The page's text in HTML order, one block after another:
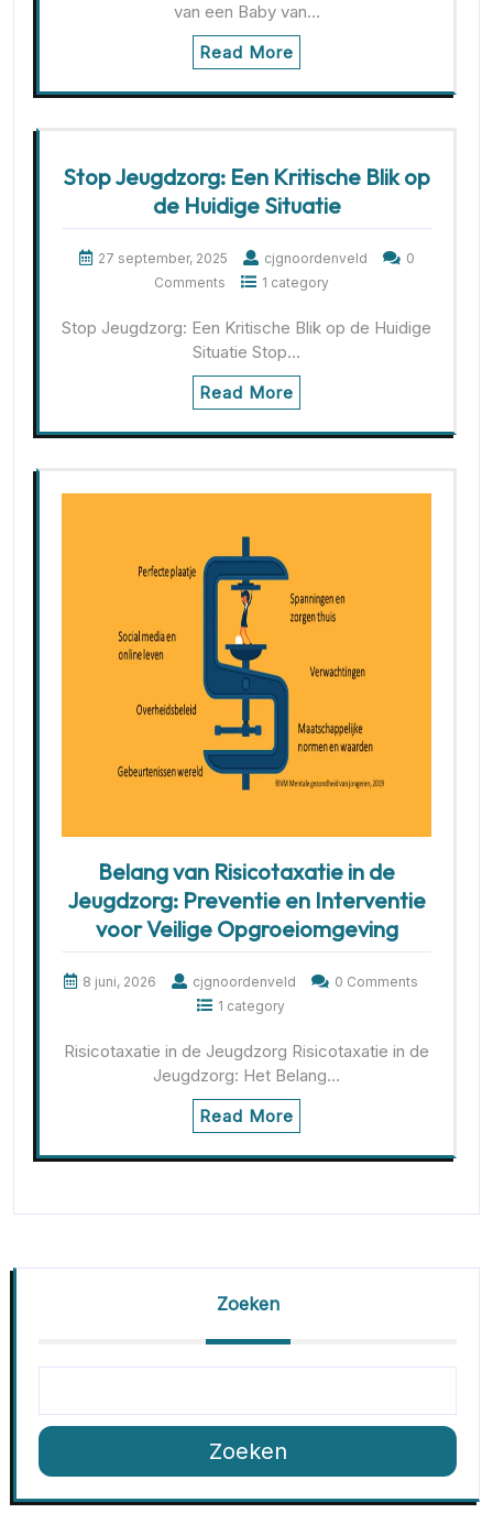
van een Baby van…
Read More
Stop Jeugdzorg: Een Kritische Blik op
de Huidige Situatie
27 september, 2025 cjgnoordenveld
0
Comments
1 category
Stop Jeugdzorg: Een Kritische Blik op de Huidige
Situatie Stop…
Read More
Belang van Risicotaxatie in de
Jeugdzorg: Preventie en Interventie
voor Veilige Opgroeiomgeving
8 juni, 2026 cjgnoordenveld
0 Comments
1 category
Risicotaxatie in de Jeugdzorg Risicotaxatie in de
Jeugdzorg: Het Belang…
Read More
Zoeken
Zoeken